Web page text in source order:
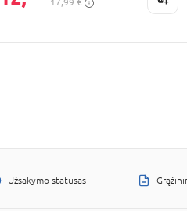
Užsakymo statusas